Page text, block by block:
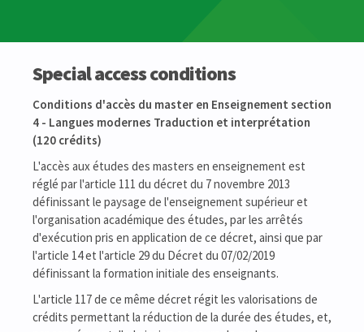
Special access conditions
Conditions d'accès du master en Enseignement section
4 - Langues modernes Traduction et interprétation
(120 crédits)
L'accès aux études des masters en enseignement est
réglé par l'article 111 du décret du 7 novembre 2013
définissant le paysage de l'enseignement supérieur et
l'organisation académique des études, par les arrêtés
d'exécution pris en application de ce décret, ainsi que par
l'article 14 et l'article 29 du Décret du 07/02/2019
définissant la formation initiale des enseignants.
L'article 117 de ce même décret régit les valorisations de
crédits permettant la réduction de la durée des études, et,